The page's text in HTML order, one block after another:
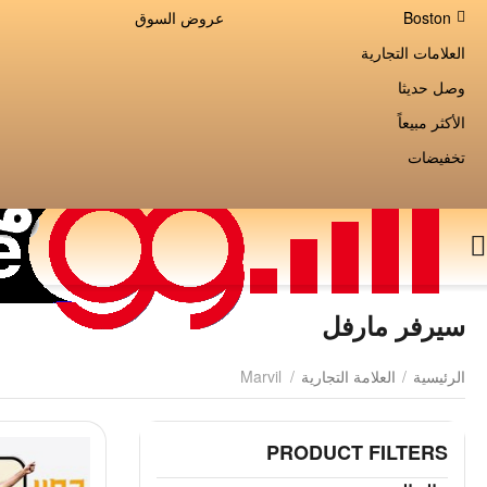
Boston
عروض السوق
العلامات التجارية
وصل حديثا
الأكثر مبيعاً
تخفيضات
سيرفر مارفل
الرئيسية / العلامة التجارية /
Marvil
PRODUCT FILTERS